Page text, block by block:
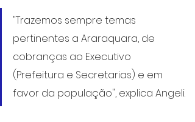
"Trazemos sempre temas
pertinentes a Araraquara, de
cobranças ao Executivo
(Prefeitura e Secretarias) e em
favor da população", explica Angeli.